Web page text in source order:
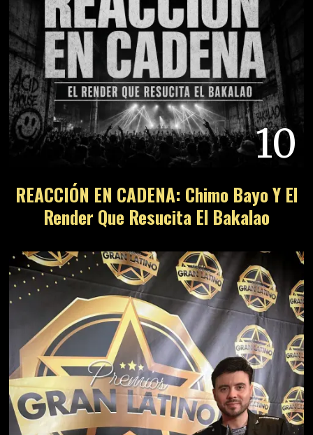
10
REACCIÓN EN CADENA: Chimo Bayo Y El
Render Que Resucita El Bakalao